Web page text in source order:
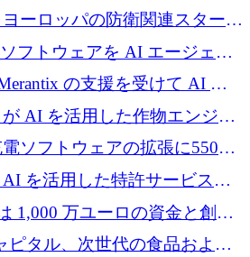
にシリーズ A で 1,300 万ド
ヨーロッパの防衛関連スタート
を支援するために 5,000 万
開始
フトウェアを AI エージェン
に 600 万ドルを調達
の支援を受けて AI 求
大するために 100 万ユーロ
が AI を活用した作物エンジニ
するために 970 万ユーロを調
ソフトウェアの拡張に550万
を活用した特許サービスを
1,000 万ドルを調達
1,000 万ユーロの資金と創設
年を迎える
ピタル、次世代の食品および